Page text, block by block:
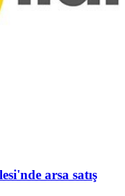
arsa satış